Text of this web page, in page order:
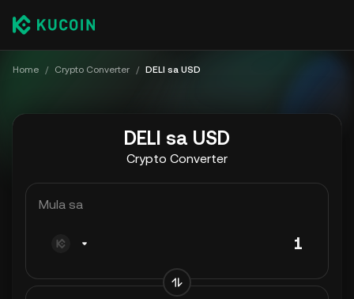
Home / Crypto Converter / DELI sa USD
DELI sa USD
Crypto Converter
Mula sa